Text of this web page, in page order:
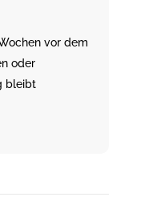
vor dem
oder
bleibt